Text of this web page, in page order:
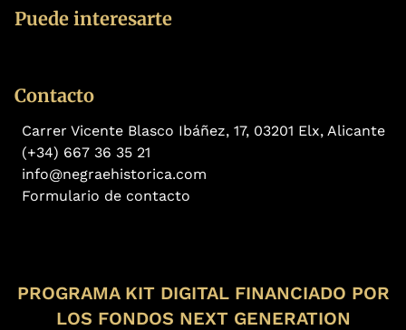
Puede interesarte
Contacto
Carrer Vicente Blasco Ibáñez, 17, 03201 Elx, Alicante
(+34) 667 36 35 21
info@negraehistorica.com
Formulario de contacto
PROGRAMA KIT DIGITAL FINANCIADO POR
LOS FONDOS NEXT GENERATION